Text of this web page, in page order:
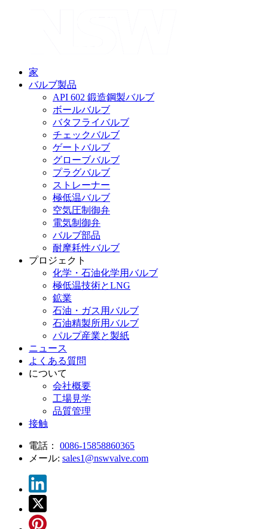
家
バルブ製品
API 602 鍛造鋼製バルブ
ボールバルブ
バタフライバルブ
チェックバルブ
ゲートバルブ
グローブバルブ
プラグバルブ
ストレーナー
極低温バルブ
空気圧制御弁
電気制御弁
バルブ部品
耐摩耗性バルブ
プロジェクト
化学・石油化学用バルブ
極低温技術とLNG
鉱業
石油・ガス用バルブ
石油精製所用バルブ
パルプ産業と製紙
ニュース
よくある質問
について
会社概要
工場見学
品質管理
接触
電話：
0086-15858860365
メール: sales1@nswvalve.com